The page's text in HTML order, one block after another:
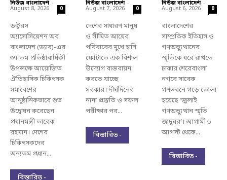
নিউজ বাংলাদেশ -
August 8, 2026 0
ডক্টরস
অ্যাসোসিয়েশন অব
বাংলাদেশ (ড্যাব)-এর
৩৭ তম প্রতিষ্ঠাবার্ষিকী
উপলক্ষে আয়োজিত
ঐতিহাসিক চিকিৎসক
সমাবেশের
আনুষ্ঠানিকভাবে শুভ
উদ্বোধন করেছেন
প্রধানমন্ত্রী তারেক
রহমান। দেশের
চিকিৎসকদের
অন্যতম প্রধান...
বিস্তারিত -
নিউজ বাংলাদেশ -
August 7, 2026 0
দেশের সাধারণ মানুষ
ও সীমিত আয়ের
পরিবারের মুখে হাসি
ফোটাতে এক বিশাল
উদ্যোগ বাস্তবায়ন
করতে যাচ্ছে
সরকার। দীর্ঘদিনের
নানা প্রস্তুতি ও সফল
পরীক্ষার পর...
বিস্তারিত -
নিউজ বাংলাদেশ -
August 6, 2026 0
বাংলাদেশের
সাম্প্রতিক ইতিহাস ও
গণঅভ্যুত্থানের
স্মৃতিকে ধরে রাখতে
ঢাকার শেরেবাংলা
নগরে সাবেক
গণভবনে গড়ে তোলা
হয়েছে ‘জুলাই
গণঅভ্যুত্থান স্মৃতি
জাদুঘর’। আগামী ৬
আগস্ট থেকে...
বিস্তারিত -